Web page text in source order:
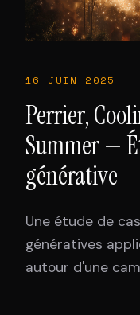
16 JUIN 2025
Perrier,
Summer —
générative
Une étude de
génératives
autour d'une